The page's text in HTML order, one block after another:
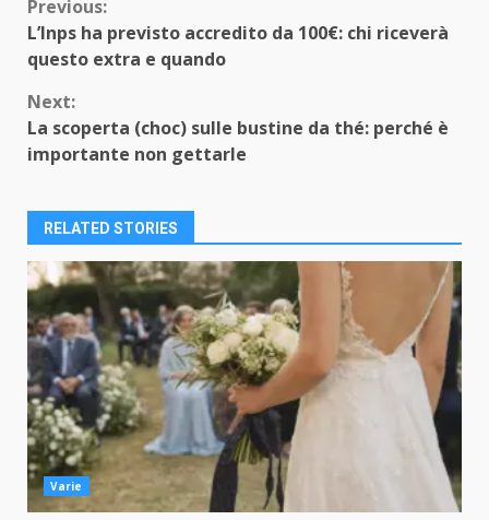
Continue
Reading
Previous:
L’Inps ha previsto accredito da 100€: chi riceverà
questo extra e quando
Next:
La scoperta (choc) sulle bustine da thé: perché è
importante non gettarle
RELATED STORIES
Varie